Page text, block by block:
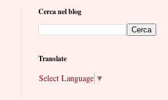
Cerca nel blog
Translate
Select Language ▼